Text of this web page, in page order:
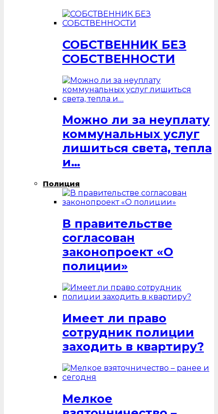
СОБСТВЕННИК БЕЗ
СОБСТВЕННОСТИ
Можно ли за неуплату
коммунальных услуг
лишиться света, тепла
и…
Полиция
В правительстве
согласован
законопроект «О
полиции»
Имеет ли право
сотрудник полиции
заходить в квартиру?
Мелкое